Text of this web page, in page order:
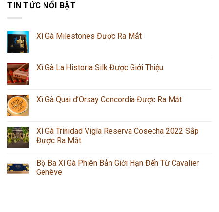
TIN TỨC NỔI BẬT
Xì Gà Milestones Được Ra Mắt
Xì Gà La Historia Silk Được Giới Thiệu
Xì Gà Quai d’Orsay Concordia Được Ra Mắt
Xì Gà Trinidad Vigía Reserva Cosecha 2022 Sắp
Được Ra Mắt
Bộ Ba Xì Gà Phiên Bản Giới Hạn Đến Từ Cavalier
Genève